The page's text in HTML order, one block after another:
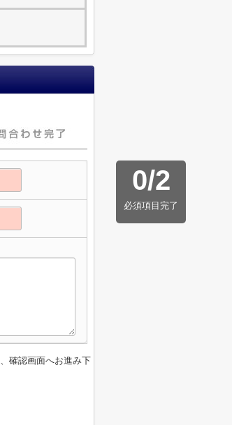
0/2
必須項目完了
確認画面へお進み下